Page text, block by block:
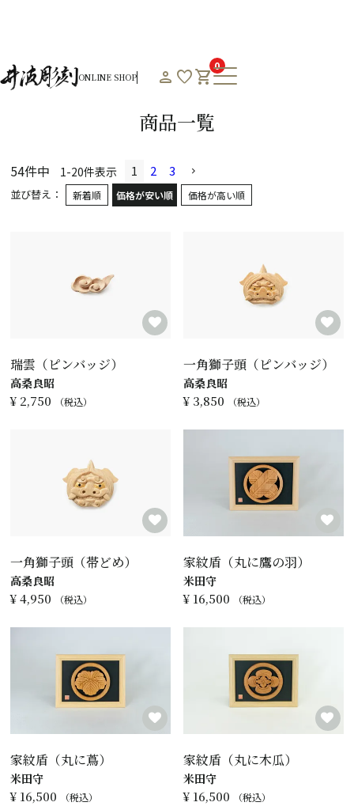
ONLINE SHOP person favoriteshopping_cart
0
HOME
商品一覧
並び替え 新着順 価格が安い順 価格が高い順
54件中 1-20件表示 1 2 3
瑞雲（ピンバッジ）
¥ 2,750 税込
高桑良昭
一角獅子頭（ピンバッジ）
¥ 3,850 税込
高桑良昭
一角獅子頭（帯どめ）
¥ 4,950 税込
高桑良昭
家紋盾（丸に鷹の羽）
¥ 16,500 税込
米田守
家紋盾（丸に蔦）
¥ 16,500 税込
米田守
家紋盾（丸に木瓜）
¥ 16,500 税込
米田守